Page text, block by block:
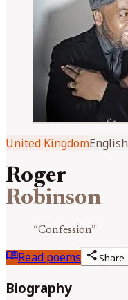
United KingdomEnglish
Roger
Robinson
“Confession”
menu_bookRead poems shareShare
Biography